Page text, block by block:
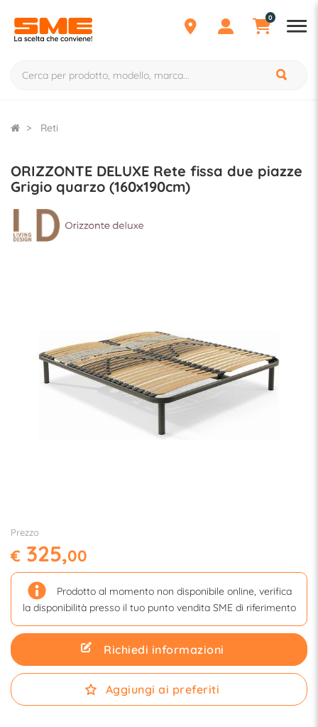
0
Reti
ORIZZONTE DELUXE Rete fissa due piazze
Grigio quarzo (160x190cm)
Prezzo
€ 325,00
Prodotto al momento non disponibile online, verifica
la disponibilità presso il tuo punto vendita SME di riferimento
Richiedi informazioni
Aggiungi ai preferiti